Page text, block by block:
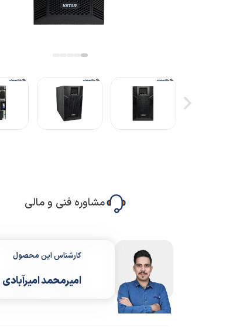
مشاوره فنی و مالی
کارشناس این محصول
امیرمحمد امیرآبادی